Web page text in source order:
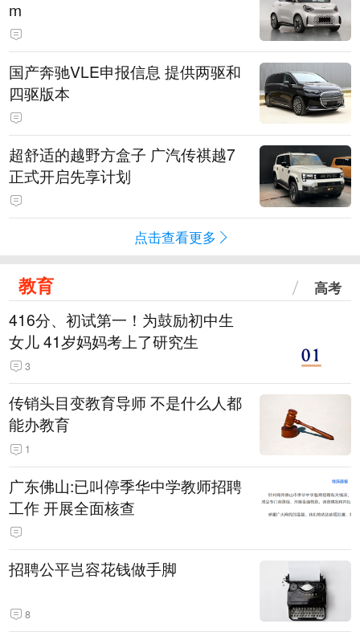
m
国产奔驰VLE申报信息 提供两驱和
四驱版本
超舒适的越野方盒子 广汽传祺越7
正式开启先享计划
点击查看更多
教育 高考
416分、初试第一！为鼓励初中生
女儿 41岁妈妈考上了研究生
3
传销头目变教育导师 不是什么人都
能办教育
1
广东佛山:已叫停季华中学教师招聘
工作 开展全面核查
招聘公平岂容花钱做手脚
8